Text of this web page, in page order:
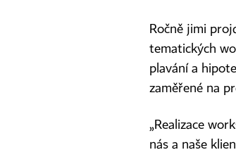
Ročně jimi
tematických
plavání a
zaměřené na
„Realizace
nás a naše